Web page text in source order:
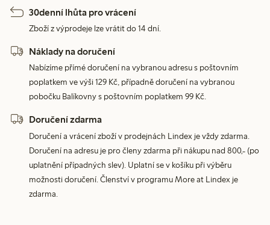
30denní lhůta pro vrácení
Zboží z výprodeje lze vrátit do 14 dní.
Náklady na doručení
Nabízíme přímé doručení na vybranou adresu s poštovním
poplatkem ve výši 129 Kč, případně doručení na vybranou
pobočku Balíkovny s poštovním poplatkem 99 Kč.
Doručení zdarma
Doručení a vrácení zboží v prodejnách Lindex je vždy zdarma.
Doručení na adresu je pro členy zdarma při nákupu nad 800,- (po
uplatnění případných slev). Uplatní se v košíku při výběru
možnosti doručení. Členství v programu More at Lindex je
zdarma.